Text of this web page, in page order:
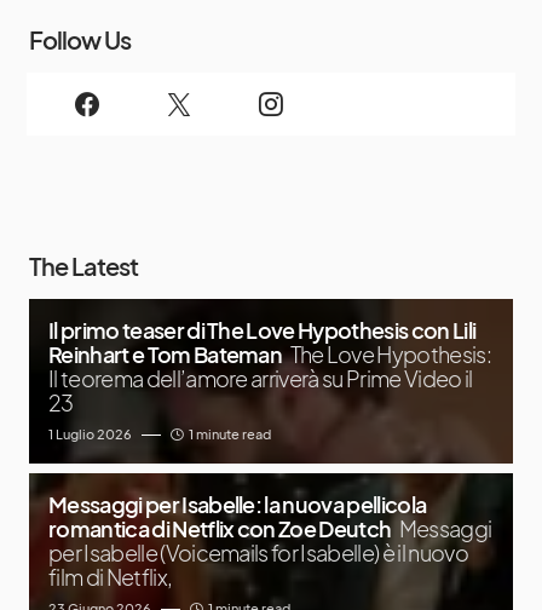
Follow Us
The Latest
Il primo teaser di The Love Hypothesis con Lili
Reinhart e Tom Bateman The Love Hypothesis:
Il teorema dell’amore arriverà su Prime Video il
23
1 Luglio 2026 1 minute read
Messaggi per Isabelle: la nuova pellicola
romantica di Netflix con Zoe Deutch Messaggi
per Isabelle (Voicemails for Isabelle) è il nuovo
film di Netflix,